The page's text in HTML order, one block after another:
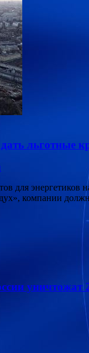
льготные
для
компании
уничтожат